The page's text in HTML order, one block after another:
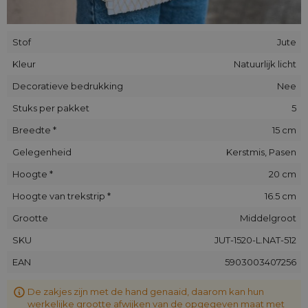
Stof
Jute
Kleur
Natuurlijk licht
Decoratieve bedrukking
Nee
Stuks per pakket
5
Breedte *
15 cm
Gelegenheid
Kerstmis, Pasen
Hoogte *
20 cm
Hoogte van trekstrip *
16.5 cm
Grootte
Middelgroot
SKU
JUT-1520-L.NAT-512
EAN
5903003407256
De zakjes zijn met de hand genaaid, daarom kan hun
werkelijke grootte afwijken van de opgegeven maat met